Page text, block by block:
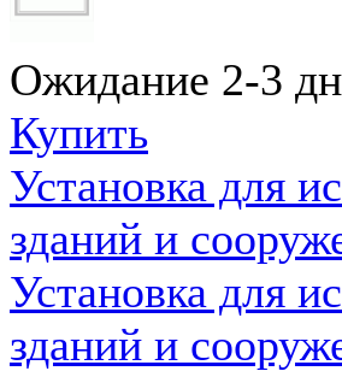
Ожидание 2-3
Купить
Установка для
зданий и
Установка для
зданий и